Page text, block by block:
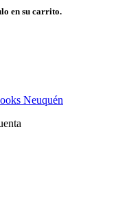
en su carrito.